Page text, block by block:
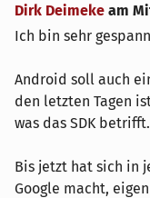
Dirk Deimeke am
Ich bin sehr
Android soll auch
den letzten Tagen
was das SDK betrifft.
Bis jetzt hat sich in
Google macht,